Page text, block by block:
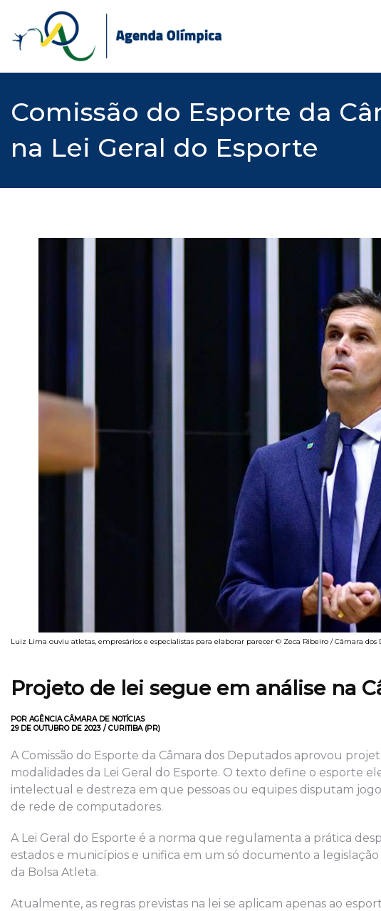
content
Comissão do Esporte da
na Lei Geral do Esporte
Luiz Lima ouviu atletas, empresários e especialistas para elaborar parecer © Zeca Ribeiro / Câmara dos
Projeto de lei segue em análise na
POR AGÊNCIA CÂMARA DE NOTÍCIAS
29 DE OUTUBRO DE 2023 / CURITIBA (PR)
A Comissão do Esporte da Câmara dos Deputados aprovou
modalidades da Lei Geral do Esporte. O texto define o esporte
intelectual e destreza em que pessoas ou equipes disputam
de rede de computadores.
A Lei Geral do Esporte é a norma que regulamenta a prática
estados e municípios e unifica em um só documento a
da Bolsa Atleta.
Atualmente, as regras previstas na lei se aplicam apenas ao